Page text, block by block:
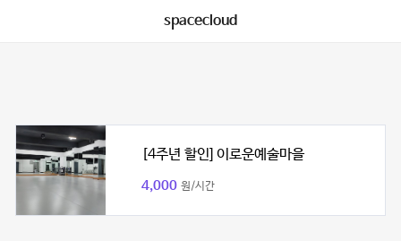
spacecloud
[4주년 할인] 이로운예술마을
4,000 원/시간